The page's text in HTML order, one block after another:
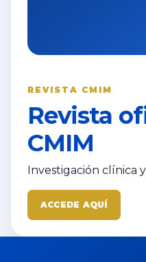
REVISTA CMIM
Revista
CMIM
Investigación clínica
ACCEDE AQUÍ